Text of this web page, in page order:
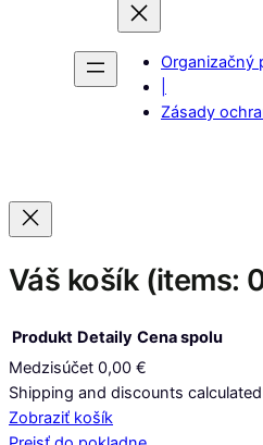
Organizačný
Zásady
Váš košík (items:
Produkty
v
Produkt Detaily Cena spolu
Medzisúčet 0,00 €
Shipping and discounts
Zobraziť košík